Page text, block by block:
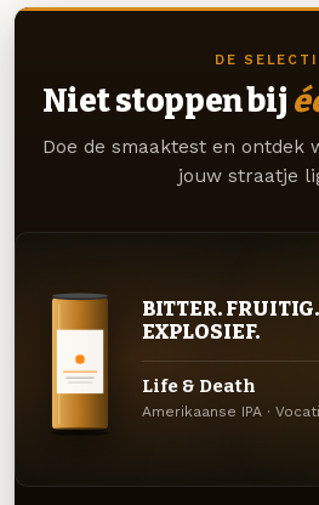
DE
Niet stoppen bij
Doe de smaaktest en ontdek
jouw straatje
BITTER. FRUITIG.
EXPLOSIEF.
Life & Death
Amerikaanse IPA ·